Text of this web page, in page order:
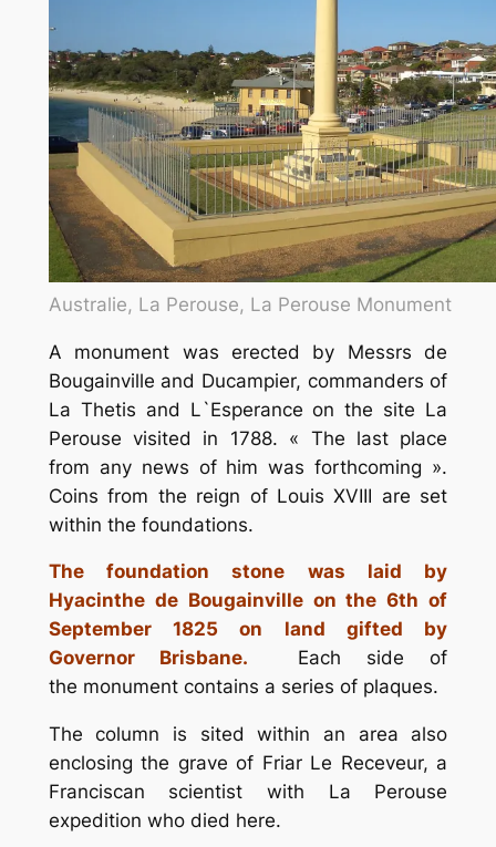
Australie, La Perouse, La Perouse Monument
A monument was erected by Messrs de
Bougainville and Ducampier, commanders of
La Thetis and L`Esperance on the site La
Perouse visited in 1788. « The last place
from any news of him was forthcoming ».
Coins from the reign of Louis XVIII are set
within the foundations.
The foundation stone was laid by
Hyacinthe de Bougainville on the 6th of
September 1825 on land gifted by
Governor Brisbane. Each side of
the monument contains a series of plaques.
The column is sited within an area also
enclosing the grave of Friar Le Receveur, a
Franciscan scientist with La Perouse
expedition who died here.